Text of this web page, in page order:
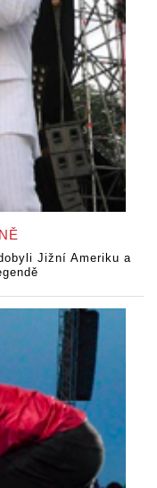
Jižní Ameriku a